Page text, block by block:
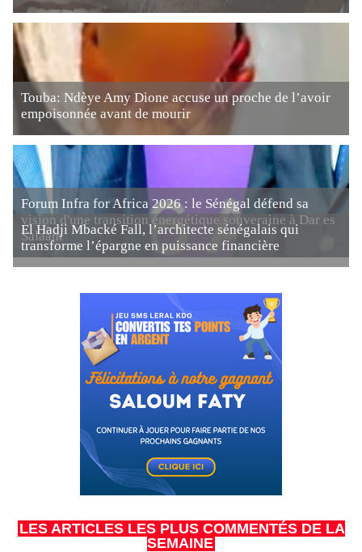
Touba: Ndèye Amy Dione accuse un proche de l’avoir
empoisonnée avant de mourir
Forum Infra for Africa 2026 : le Sénégal défend sa
vision d'une transition énergétique souveraine à Dar es
Salaam
El Hadji Mbacké Fall, l’architecte sénégalais qui
transforme l’épargne en puissance financière
LES ARTICLES LES PLUS COMMENTÉS DE LA
SEMAINE